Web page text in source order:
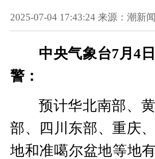
2025-07-04 17:43:24 来源：潮新
中央气象台7月4
警：
预计华北南部、
部、四川东部、重庆
地和准噶尔盆地等地